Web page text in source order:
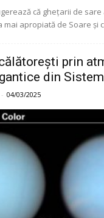
că ghețarii de
mai apropiată de Soare și
prin
din
- 04/03/2025